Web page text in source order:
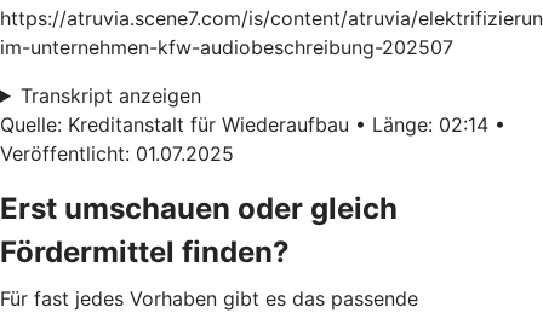
https://atruvia.scene7.com/is/content/atruvia/
im-unternehmen-kfw-audiobeschreibung-202507
Transkript anzeigen
Quelle: Kreditanstalt für Wiederaufbau • Länge: 02:14 •
Veröffentlicht: 01.07.2025
Erst umschauen oder gleich
Fördermittel finden?
Für fast jedes Vorhaben gibt es das passende